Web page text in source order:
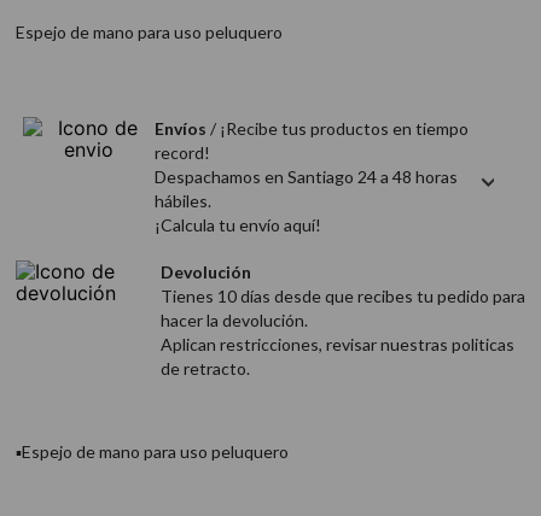
Espejo de mano para uso peluquero
Envíos / ¡Recibe tus productos en tiempo
record!
Despachamos en Santiago 24 a 48 horas
hábiles.
¡Calcula tu envío aquí!
Devolución
Tienes 10 días desde que recibes tu pedido para
hacer la devolución.
Aplican restricciones, revisar nuestras politicas
de retracto.
▪Espejo de mano para uso peluquero
8. loreal
10 protector térmico